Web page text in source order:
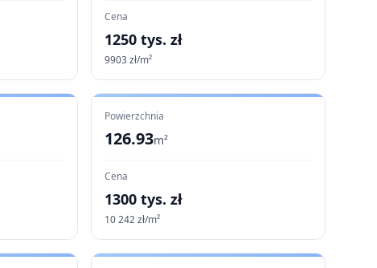
Cena
1250 tys. zł
9903zł/m²
Powierzchnia
126.93m²
Cena
1300 tys. zł
10 242zł/m²